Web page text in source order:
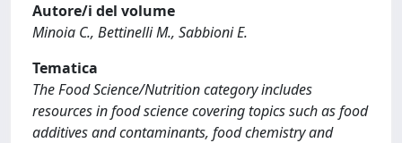
Autore/i del volume
Minoia C., Bettinelli M., Sabbioni E.
Tematica
The Food Science/Nutrition category includes
resources in food science covering topics such as food
additives and contaminants, food chemistry and